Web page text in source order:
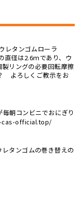
レタンゴムローラ
直径は2.6ｍであり、ウ
リングの必要回転摩擦
よろしくご教示をお
朝コンビニでおにぎり
official.top/
タンゴムの巻き替えの